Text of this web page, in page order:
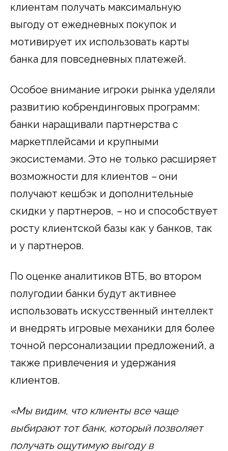
клиентам получать максимальную
выгоду от ежедневных покупок и
мотивирует их использовать карты
банка для повседневных платежей.
Особое внимание игроки рынка уделяли
развитию кобрендинговых программ:
банки наращивали партнерства с
маркетплейсами и крупными
экосистемами. Это не только расширяет
возможности для клиентов –они
получают кешбэк и дополнительные
скидки у партнеров, –но и способствует
росту клиентской базы как у банков, так
и у партнеров.
По оценке аналитиков ВТБ, во втором
полугодии банки будут активнее
использовать искусственный интеллект
и внедрять игровые механики для более
точной персонализации предложений, а
также привлечения и удержания
клиентов.
«Мы видим, что клиенты все чаще
выбирают тот банк, который позволяет
получать ощутимую выгоду в